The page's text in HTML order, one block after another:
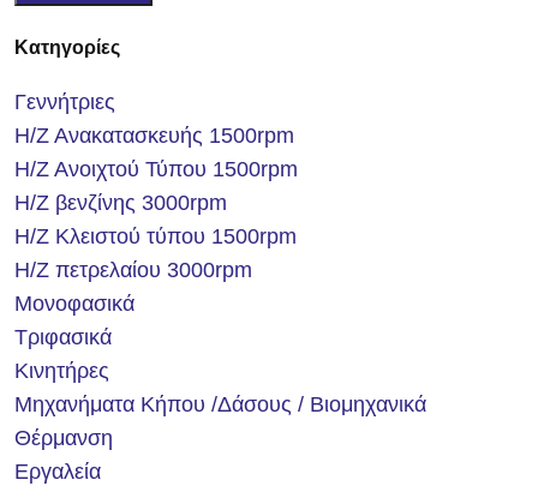
Κατηγορίες
Γεννήτριες
Η/Ζ Ανακατασκευής 1500rpm
Η/Ζ Ανοιχτού Τύπου 1500rpm
Η/Ζ βενζίνης 3000rpm
Η/Ζ Κλειστού τύπου 1500rpm
Η/Ζ πετρελαίου 3000rpm
Μονοφασικά
Τριφασικά
Κινητήρες
Μηχανήματα Κήπου /Δάσους / Βιομηχανικά
Θέρμανση
Εργαλεία